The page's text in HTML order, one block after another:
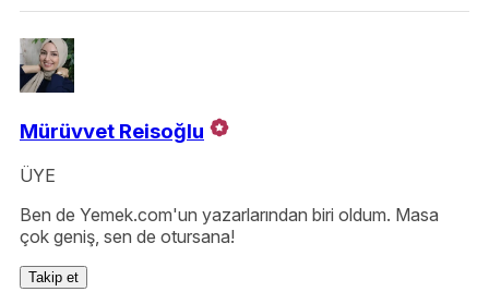
Mürüvvet Reisoğlu
ÜYE
Ben de Yemek.com'un yazarlarından biri oldum. Masa
çok geniş, sen de otursana!
Takip et